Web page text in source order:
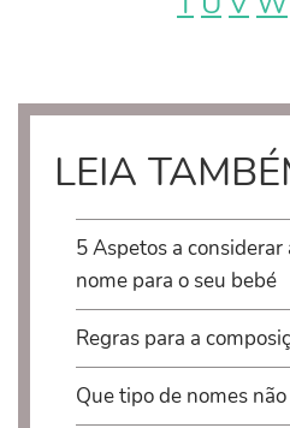
LEIA
5 Aspetos a
nome para o seu bebé
Regras para a
Que tipo de nomes